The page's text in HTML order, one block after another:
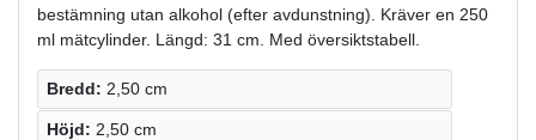
bestämning utan alkohol (efter avdunstning). Kräver en 250
ml mätcylinder. Längd: 31 cm. Med översiktstabell.
Bredd: 2,50 cm
Höjd: 2,50 cm